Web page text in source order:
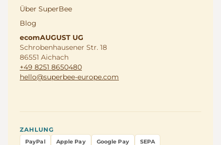
Über SuperBee
Blog
ecomAUGUST UG
Schrobenhausener Str. 18
86551 Aichach
+49 8251 8650480
hello@superbee-europe.com
ZAHLUNG
PayPal
Apple Pay Google Pay SEPA